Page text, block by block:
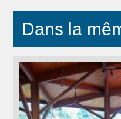
Dans la